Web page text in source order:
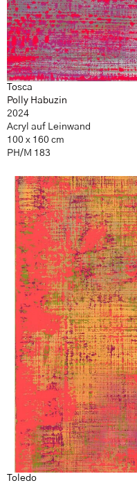
Tosca
Polly Habuzin
2024
Acryl auf Leinwand
100 x 160 cm
PH/M 183
Toledo